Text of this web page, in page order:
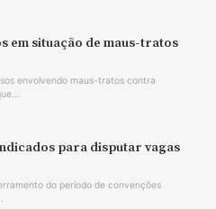
em situação de maus-tratos
envolvendo maus-tratos contra
para disputar vagas
do período de convenções